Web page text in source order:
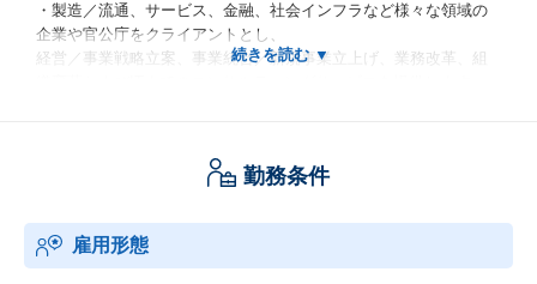
・製造／流通、サービス、金融、社会インフラなど様々な領域の
企業や官公庁をクライアントとし、
経営／事業戦略立案、事業統合／新規事業立上げ、業務改革、組
・顧客の経営幹部と長期的なリレーションを築き、構想策定から
※プログラミング等のシステム開発工程はグループ企業が担う
ため、当社のコンサルタントは担当しません。
・国内最大級のメーカー／インフラ企業である日立製作所、及び
勤務条件
雇用形態